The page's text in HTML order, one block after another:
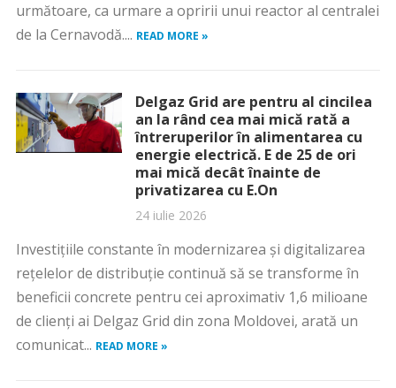
următoare, ca urmare a opririi unui reactor al centralei
de la Cernavodă.... READ MORE »
Delgaz Grid are pentru al cincilea
an la rând cea mai mică rată a
întreruperilor în alimentarea cu
energie electrică. E de 25 de ori
mai mică decât înainte de
privatizarea cu E.On
24 iulie 2026
Investițiile constante în modernizarea și digitalizarea
rețelelor de distribuție continuă să se transforme în
beneficii concrete pentru cei aproximativ 1,6 milioane
de clienți ai Delgaz Grid din zona Moldovei, arată un
comunicat... READ MORE »